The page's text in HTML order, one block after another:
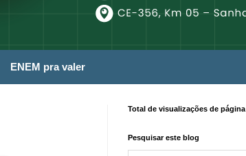
ENEM pra valer
Total de visualizações de página
Pesquisar este blog